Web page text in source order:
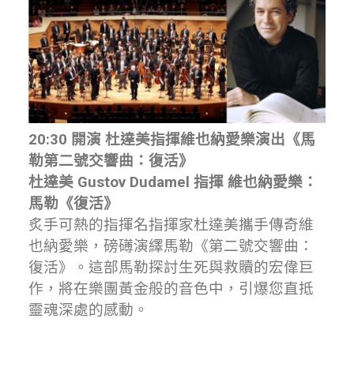
20:30 開演 杜達美指揮維也納愛樂演出《馬
勒第二號交響曲：復活》
杜達美 Gustov Dudamel 指揮 維也納愛樂：
馬勒《復活》
炙手可熱的指揮名指揮家杜達美攜手傳奇維
也納愛樂，磅礡演繹馬勒《第二號交響曲：
復活》。這部馬勒探討生死與救贖的宏偉巨
作，將在樂團黃金般的音色中，引爆您直抵
靈魂深處的感動。